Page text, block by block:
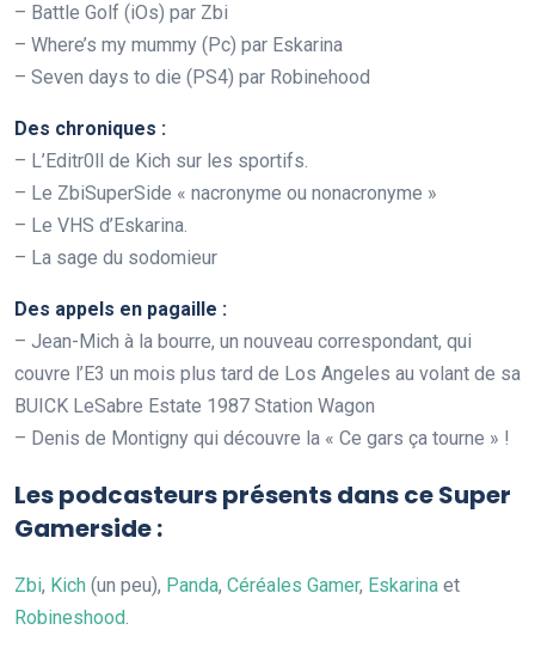
– Battle Golf (iOs) par Zbi
– Where’s my mummy (Pc) par Eskarina
– Seven days to die (PS4) par Robinehood
Des chroniques :
– L’Editr0ll de Kich sur les sportifs.
– Le ZbiSuperSide « nacronyme ou nonacronyme »
– Le VHS d’Eskarina.
– La sage du sodomieur
Des appels en pagaille :
– Jean-Mich à la bourre, un nouveau correspondant, qui
couvre l’E3 un mois plus tard de Los Angeles au volant de sa
BUICK LeSabre Estate 1987 Station Wagon
– Denis de Montigny qui découvre la « Ce gars ça tourne » !
Les podcasteurs présents dans ce Super
Gamerside :
Zbi, Kich (un peu), Panda, Céréales Gamer, Eskarina et
Robineshood.